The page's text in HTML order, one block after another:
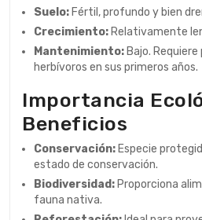
Suelo: Fértil, profundo y bien
Crecimiento: Relativamente
Mantenimiento: Bajo.
herbívoros en sus primeros años.
Importancia
Beneficios
Conservación: Especie
estado de conservación.
Biodiversidad: Proporciona
fauna nativa.